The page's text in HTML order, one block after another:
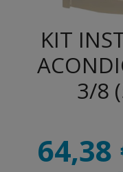
KIT
3/8
64,38